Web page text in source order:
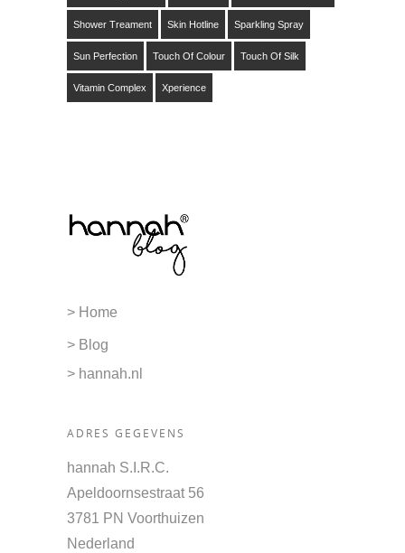
Shower Treament Skin Hotline Sparkling Spray
Sun Perfection Touch Of Colour Touch Of Silk
Vitamin Complex Xperience
> Home
> Blog
> hannah.nl
ADRES GEGEVENS
hannah S.I.R.C.
Apeldoornsestraat 56
3781 PN Voorthuizen
Nederland